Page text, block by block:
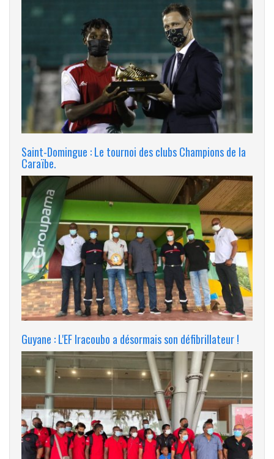
Saint-Domingue : Le tournoi des clubs Champions de la
Caraïbe.
Guyane : L'EF Iracoubo a désormais son défibrillateur !